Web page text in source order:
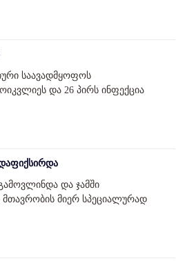
საავადმყოფოს
და 26 პირს ინფექცია
და ჯამში
მთავრობის მიერ სპეციალურად